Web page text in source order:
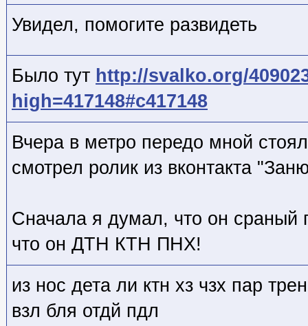
Увидел, помогите развидеть
Было тут http://svalko.org/
high=417148#c417148
Вчера в метро передо мной
смотрел ролик из вконтакта
Сначала я думал, что он сраный
что он ДТН КТН ПНХ!
из нос дета ли ктн хз чзх пар
взл бля отдй пдл